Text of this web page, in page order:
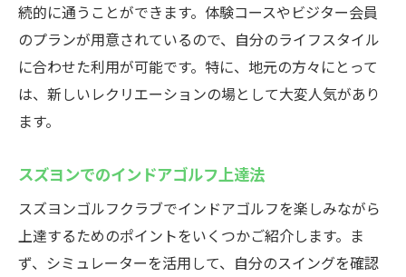
エアコン完備の快適インドアゴルフ空間
エアコンで快適なゴルフ体験
高崎で快適にゴルフを楽しむ方法
高崎で涼しくインドアゴルフ
エアコンで快適なゴルフ空間
続的に通うことができます。体験コースやビジター会員
のプランが用意されているので、自分のライフスタイル
に合わせた利用が可能です。特に、地元の方々にとって
は、新しいレクリエーションの場として大変人気があり
ます。
スズヨンでのインドアゴルフ上達法
スズヨンゴルフクラブでインドアゴルフを楽しみながら
上達するためのポイントをいくつかご紹介します。ま
ず、シミュレーターを活用して、自分のスイングを確認